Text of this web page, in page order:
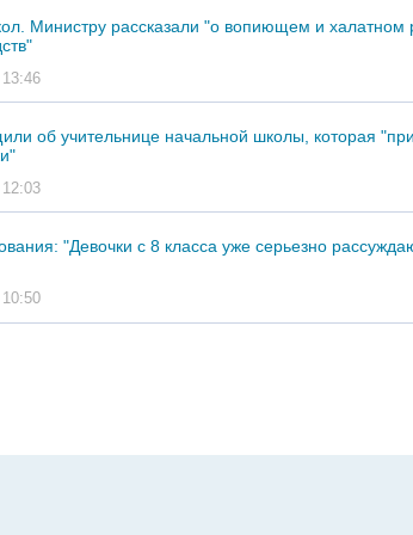
Министру рассказали "о вопиющем и халатном
об учительнице начальной школы, которая
"Девочки с 8 класса уже серьезно